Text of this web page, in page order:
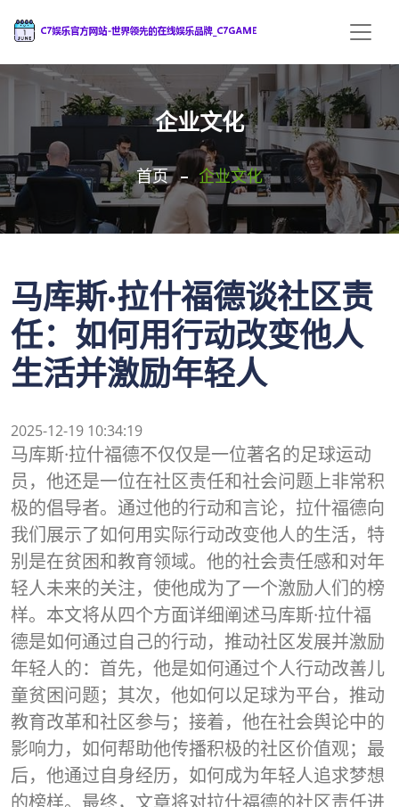
企业文化
首页 企业文化
马库斯·拉什福德谈社区责
任：如何用行动改变他人
生活并激励年轻人
2025-12-19 10:34:19
马库斯·拉什福德不仅仅是一位著名的足球运动
员，他还是一位在社区责任和社会问题上非常积
极的倡导者。通过他的行动和言论，拉什福德向
我们展示了如何用实际行动改变他人的生活，特
别是在贫困和教育领域。他的社会责任感和对年
轻人未来的关注，使他成为了一个激励人们的榜
样。本文将从四个方面详细阐述马库斯·拉什福
德是如何通过自己的行动，推动社区发展并激励
年轻人的：首先，他是如何通过个人行动改善儿
童贫困问题；其次，他如何以足球为平台，推动
教育改革和社区参与；接着，他在社会舆论中的
影响力，如何帮助他传播积极的社区价值观；最
后，他通过自身经历，如何成为年轻人追求梦想
的榜样。最终，文章将对拉什福德的社区责任进